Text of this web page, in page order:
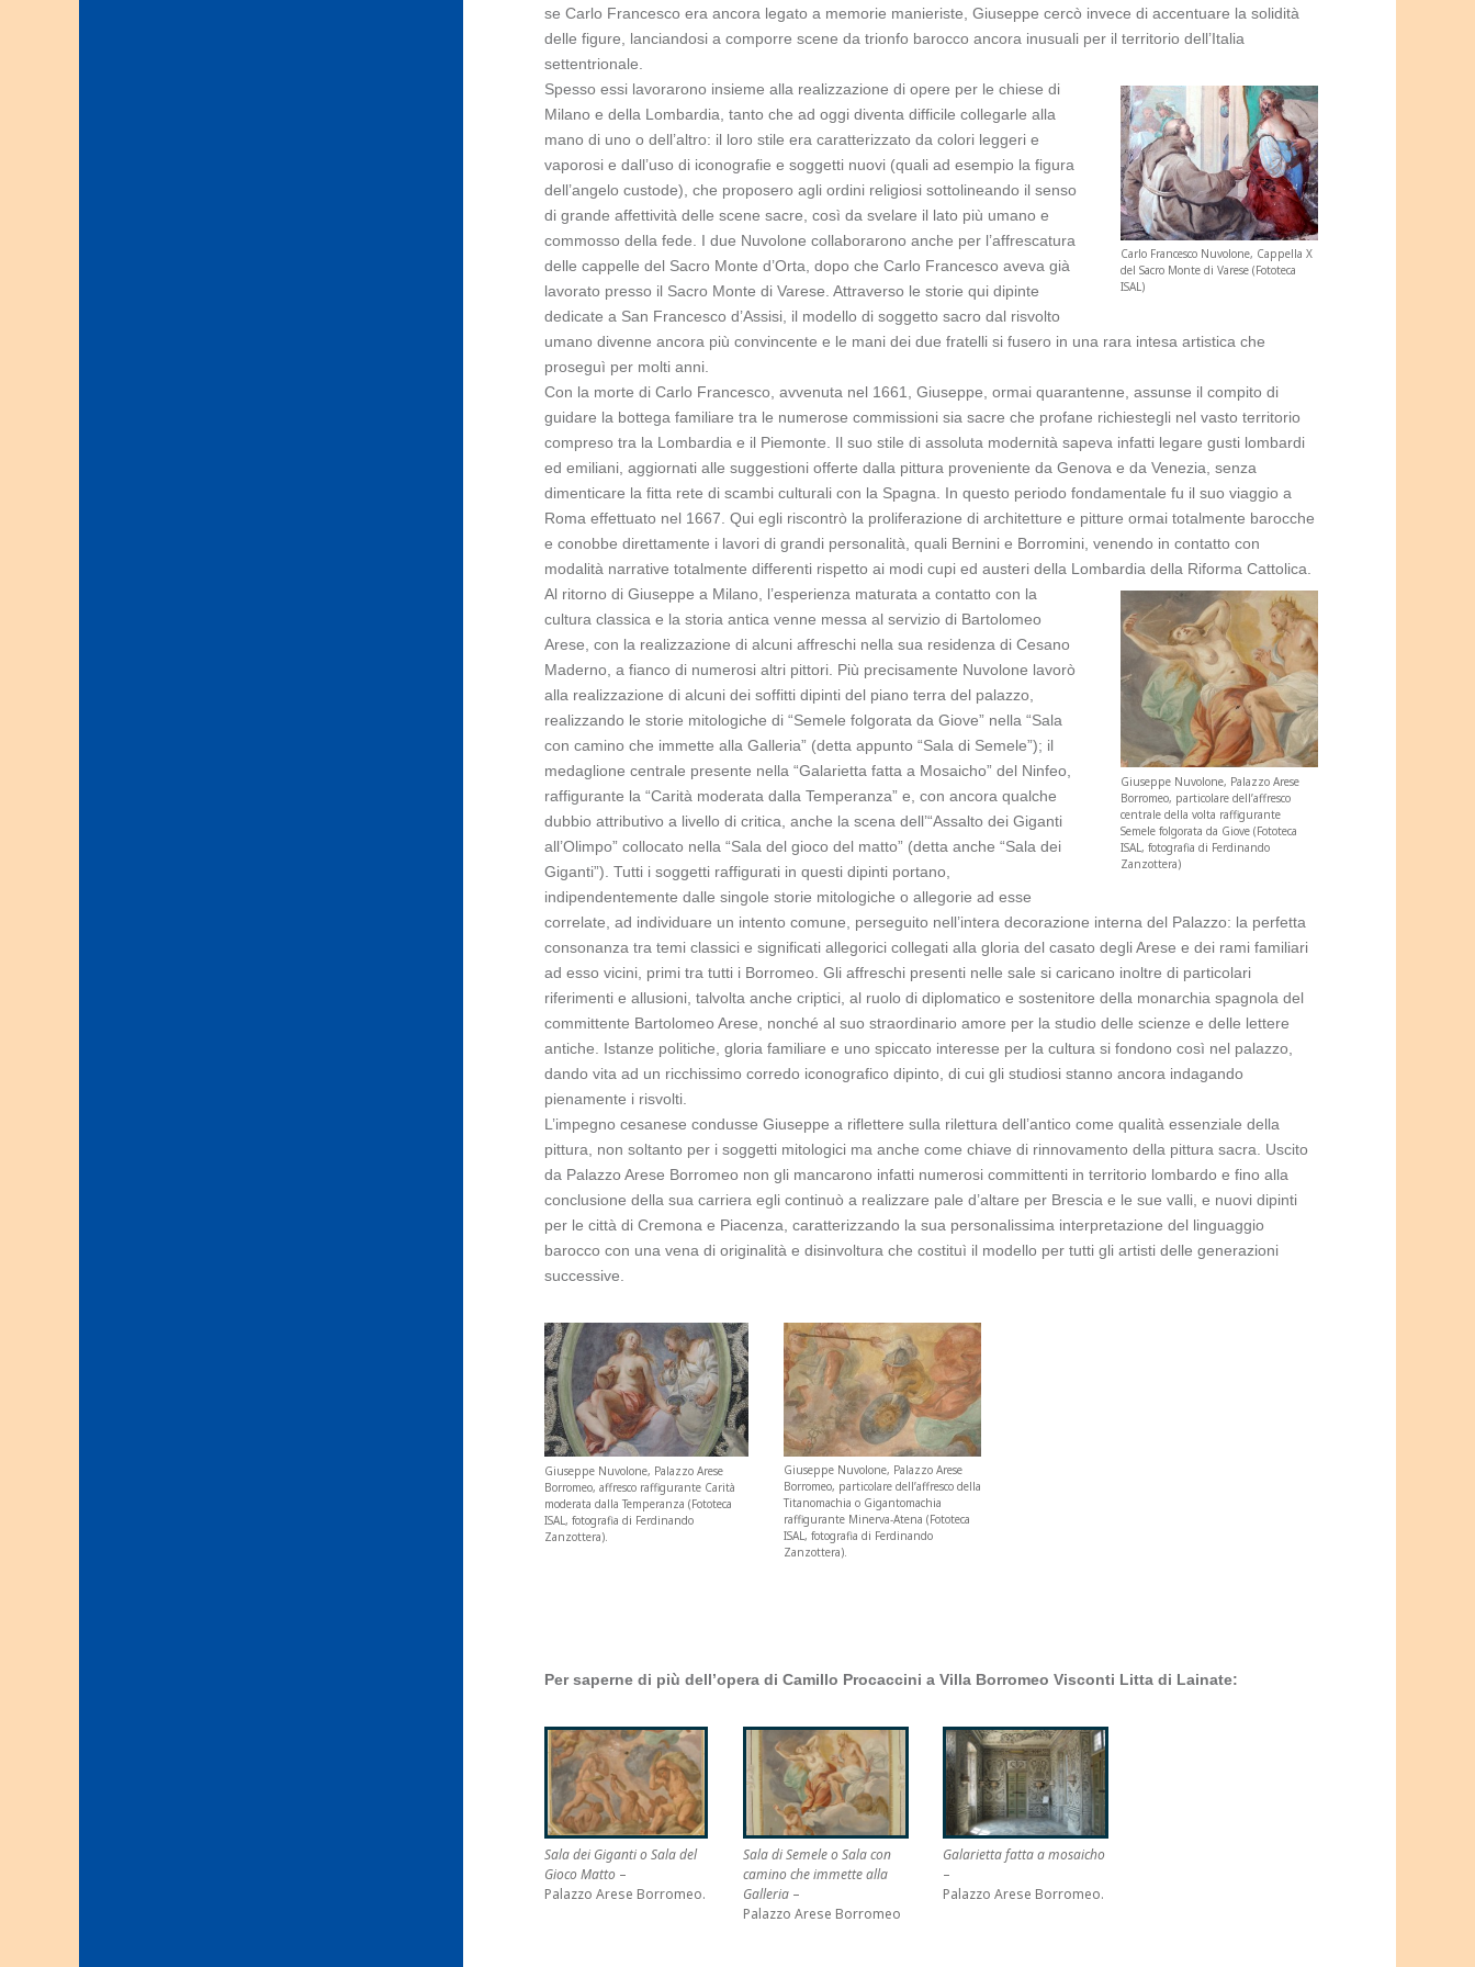
se Carlo Francesco era ancora legato a memorie manieriste, Giuseppe cercò invece di accentuare la solidità
delle figure, lanciandosi a comporre scene da trionfo barocco ancora inusuali per il territorio dell’Italia
settentrionale.
Carlo Francesco Nuvolone, Cappella X
del Sacro Monte di Varese (Fototeca
ISAL)
Spesso essi lavorarono insieme alla realizzazione di opere per le chiese di
Milano e della Lombardia, tanto che ad oggi diventa difficile collegarle alla
mano di uno o dell’altro: il loro stile era caratterizzato da colori leggeri e
vaporosi e dall’uso di iconografie e soggetti nuovi (quali ad esempio la figura
dell’angelo custode), che proposero agli ordini religiosi sottolineando il senso
di grande affettività delle scene sacre, così da svelare il lato più umano e
commosso della fede. I due Nuvolone collaborarono anche per l’affrescatura
delle cappelle del Sacro Monte d’Orta, dopo che Carlo Francesco aveva già
lavorato presso il Sacro Monte di Varese. Attraverso le storie qui dipinte
dedicate a San Francesco d’Assisi, il modello di soggetto sacro dal risvolto
umano divenne ancora più convincente e le mani dei due fratelli si fusero in una rara intesa artistica che
proseguì per molti anni.
Con la morte di Carlo Francesco, avvenuta nel 1661, Giuseppe, ormai quarantenne, assunse il compito di
guidare la bottega familiare tra le numerose commissioni sia sacre che profane richiestegli nel vasto territorio
compreso tra la Lombardia e il Piemonte. Il suo stile di assoluta modernità sapeva infatti legare gusti lombardi
ed emiliani, aggiornati alle suggestioni offerte dalla pittura proveniente da Genova e da Venezia, senza
dimenticare la fitta rete di scambi culturali con la Spagna. In questo periodo fondamentale fu il suo viaggio a
Roma effettuato nel 1667. Qui egli riscontrò la proliferazione di architetture e pitture ormai totalmente barocche
e conobbe direttamente i lavori di grandi personalità, quali Bernini e Borromini, venendo in contatto con
modalità narrative totalmente differenti rispetto ai modi cupi ed austeri della Lombardia della Riforma Cattolica.
Giuseppe Nuvolone, Palazzo Arese
Borromeo, particolare dell’affresco
centrale della volta raffigurante
Semele folgorata da Giove (Fototeca
ISAL, fotografia di Ferdinando
Zanzottera)
Al ritorno di Giuseppe a Milano, l’esperienza maturata a contatto con la
cultura classica e la storia antica venne messa al servizio di Bartolomeo
Arese, con la realizzazione di alcuni affreschi nella sua residenza di Cesano
Maderno, a fianco di numerosi altri pittori. Più precisamente Nuvolone lavorò
alla realizzazione di alcuni dei soffitti dipinti del piano terra del palazzo,
realizzando le storie mitologiche di “Semele folgorata da Giove” nella “Sala
con camino che immette alla Galleria” (detta appunto “Sala di Semele”); il
medaglione centrale presente nella “Galarietta fatta a Mosaicho” del Ninfeo,
raffigurante la “Carità moderata dalla Temperanza” e, con ancora qualche
dubbio attributivo a livello di critica, anche la scena dell’“Assalto dei Giganti
all’Olimpo” collocato nella “Sala del gioco del matto” (detta anche “Sala dei
Giganti”). Tutti i soggetti raffigurati in questi dipinti portano,
indipendentemente dalle singole storie mitologiche o allegorie ad esse
correlate, ad individuare un intento comune, perseguito nell’intera decorazione interna del Palazzo: la perfetta
consonanza tra temi classici e significati allegorici collegati alla gloria del casato degli Arese e dei rami familiari
ad esso vicini, primi tra tutti i Borromeo. Gli affreschi presenti nelle sale si caricano inoltre di particolari
riferimenti e allusioni, talvolta anche criptici, al ruolo di diplomatico e sostenitore della monarchia spagnola del
committente Bartolomeo Arese, nonché al suo straordinario amore per la studio delle scienze e delle lettere
antiche. Istanze politiche, gloria familiare e uno spiccato interesse per la cultura si fondono così nel palazzo,
dando vita ad un ricchissimo corredo iconografico dipinto, di cui gli studiosi stanno ancora indagando
pienamente i risvolti.
L’impegno cesanese condusse Giuseppe a riflettere sulla rilettura dell’antico come qualità essenziale della
pittura, non soltanto per i soggetti mitologici ma anche come chiave di rinnovamento della pittura sacra. Uscito
da Palazzo Arese Borromeo non gli mancarono infatti numerosi committenti in territorio lombardo e fino alla
conclusione della sua carriera egli continuò a realizzare pale d’altare per Brescia e le sue valli, e nuovi dipinti
per le città di Cremona e Piacenza, caratterizzando la sua personalissima interpretazione del linguaggio
barocco con una vena di originalità e disinvoltura che costituì il modello per tutti gli artisti delle generazioni
successive.
Giuseppe Nuvolone, Palazzo Arese
Borromeo, affresco raffigurante Carità
moderata dalla Temperanza (Fototeca
ISAL, fotografia di Ferdinando
Zanzottera).
Giuseppe Nuvolone, Palazzo Arese
Borromeo, particolare dell’affresco della
Titanomachia o Gigantomachia
raffigurante Minerva-Atena (Fototeca
ISAL, fotografia di Ferdinando
Zanzottera).
Per saperne di più dell’opera di Camillo Procaccini a Villa Borromeo Visconti Litta di Lainate:
Sala dei Giganti o Sala del
Gioco Matto –
Palazzo Arese Borromeo.
Sala di Semele o Sala con
camino che immette alla
Galleria–
Palazzo Arese Borromeo
Galarietta fatta a mosaicho
–
Palazzo Arese Borromeo.